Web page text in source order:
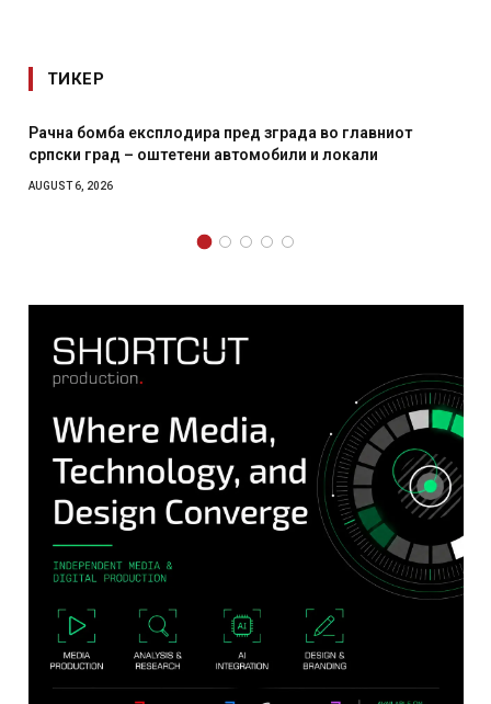
ТИКЕР
Рачна бомба експлодира пред зграда во главниот
српски град – оштетени автомобили и локали
AUGUST 6, 2026